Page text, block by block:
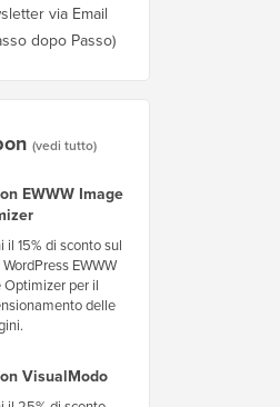
via Email
dopo Passo)
(vedi tutto)
EWWW Image
il 15% di sconto sul
EWWW
Optimizer per il
delle
VisualModo